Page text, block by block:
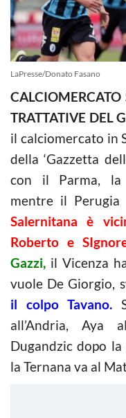
LaPresse/Donato Fasano
CALCIOMERCATO
TRATTATIVE DEL
il calciomercato in
della ‘Gazzetta
con il Parma, la
mentre il Perugia
Salernitana è
Roberto e
Gazzi, il Vicenza
vuole De Giorgio,
il colpo Tavano.
all’Andria, Aya
Dugandzic dopo
la Ternana va al